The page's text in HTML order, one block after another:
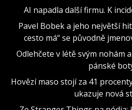
AI napadla další firmu. K
Pavel Bobek a jeho největší
cesto má“ se původně
Odlehčete v létě svým nohám
pánské
Hovězí maso stojí za 41
ukazuje nová